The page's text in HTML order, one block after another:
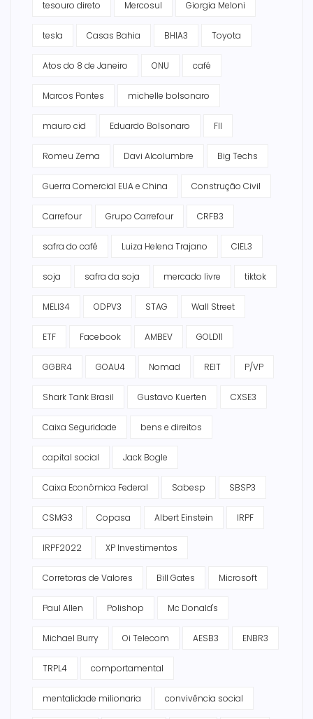
tesouro direto Mercosul Giorgia Meloni
tesla Casas Bahia BHIA3 Toyota
Atos do 8 de Janeiro ONU café
Marcos Pontes michelle bolsonaro
mauro cid Eduardo Bolsonaro FII
Romeu Zema Davi Alcolumbre Big Techs
Guerra Comercial EUA e China Construção Civil
Carrefour Grupo Carrefour CRFB3
safra do café Luiza Helena Trajano CIEL3
soja safra da soja mercado livre tiktok
MELI34 ODPV3 STAG Wall Street
ETF Facebook AMBEV GOLD11
GGBR4 GOAU4 Nomad REIT P/VP
Shark Tank Brasil Gustavo Kuerten CXSE3
Caixa Seguridade bens e direitos
capital social Jack Bogle
Caixa Econômica Federal Sabesp SBSP3
CSMG3 Copasa Albert Einstein IRPF
IRPF2022 XP Investimentos
Corretoras de Valores Bill Gates Microsoft
Paul Allen Polishop Mc Donald's
Michael Burry Oi Telecom AESB3 ENBR3
TRPL4 comportamental
mentalidade milionaria convivência social